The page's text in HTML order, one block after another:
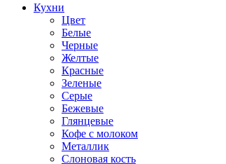
Кухни
Цвет
Белые
Черные
Желтые
Красные
Зеленые
Серые
Бежевые
Глянцевые
Кофе с молоком
Металлик
Слоновая кость